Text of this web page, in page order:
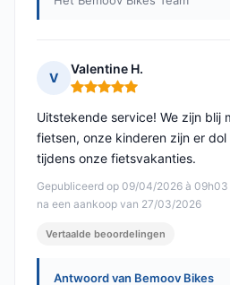
V
Valentine H.
Opmerking: 5 van 5
Gepubliceerd op 09/04/2026 à 09h03
na een aankoop van 27/03/2026
Uitstekende service! We zijn blij
fietsen, onze kinderen zijn er
tijdens onze fietsvakanties.
Vertaalde beoordelingen
Antwoord van Bemoov Bikes